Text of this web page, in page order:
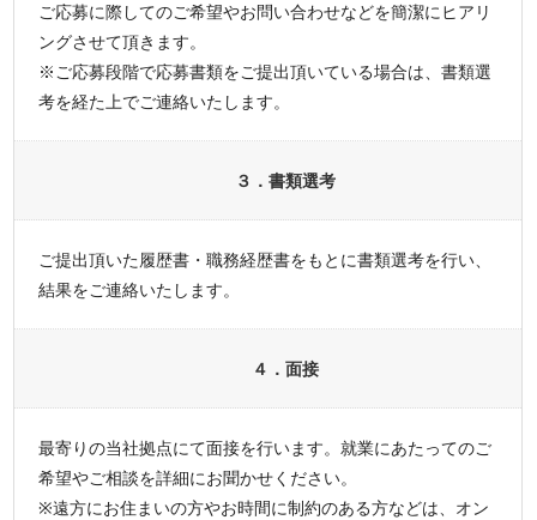
ご応募に際してのご希望やお問い合わせなどを簡潔にヒアリ
ングさせて頂きます。
※ご応募段階で応募書類をご提出頂いている場合は、書類選
考を経た上でご連絡いたします。
３．書類選考
ご提出頂いた履歴書・職務経歴書をもとに書類選考を行い、
結果をご連絡いたします。
４．面接
最寄りの当社拠点にて面接を行います。就業にあたってのご
希望やご相談を詳細にお聞かせください。
※遠方にお住まいの方やお時間に制約のある方などは、オン